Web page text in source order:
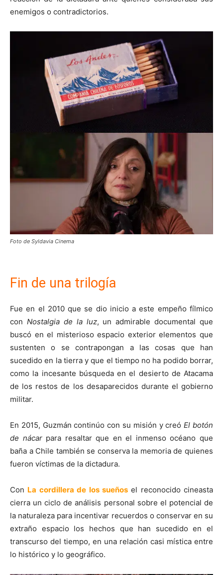
enemigos o contradictorios.
Foto de Syldavia Cinema
Fin de una trilogía
Fue en el 2010 que se dio inicio a este empeño fílmico
con Nostalgia de la luz, un admirable documental que
buscó en el misterioso espacio exterior elementos que
sustenten o se contrapongan a las cosas que han
sucedido en la tierra y que el tiempo no ha podido borrar,
como la incesante búsqueda en el desierto de Atacama
de los restos de los desaparecidos durante el gobierno
militar.
En 2015, Guzmán continúo con su misión y creóEl botón
de nácarpara resaltar que en el inmenso océano que
baña a Chile también se conserva la memoria de quienes
fueron víctimas de la dictadura.
Con La cordillera de los sueños el reconocido cineasta
cierra un ciclo de análisis personal sobre el potencial de
la naturaleza para incentivar recuerdos o conservar en su
extraño espacio los hechos que han sucedido en el
transcurso del tiempo, en una relación casi mística entre
lo histórico y lo geográfico.